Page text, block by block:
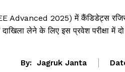
Jagruk Janta
Vishwasniya
Akhbaar
Advanced 2025) में कैंडिडेट्स
लेने के लिए इस प्रवेश परीक्षा में
By: Jagruk Janta